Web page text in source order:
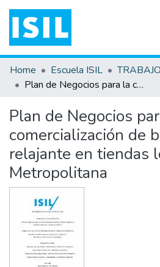
All of DSpace
Statistics
Documentos ▾
Home Escuela ISIL
Plan de Negocios para la comercialización de bebida natural relajante en tiendas locales de Lima Metropolitana
Plan de Negocios
comercialización de
relajante en tiendas
Metropolitana